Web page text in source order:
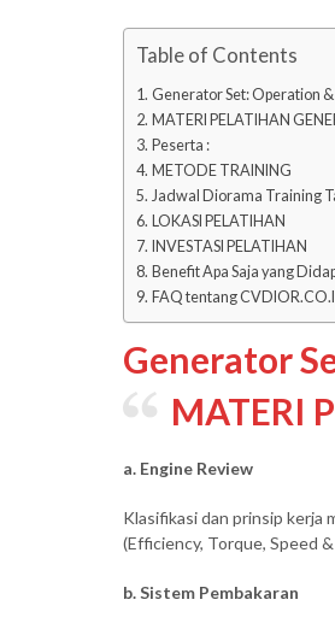
Table of Contents
Generator Set: Operation
MATERI PELATIHAN
Peserta :
METODE TRAINING
Jadwal Diorama Training
LOKASI PELATIHAN
INVESTASI PELATIHAN
Benefit Apa Saja yang
FAQ tentang
Generator
MATERI
a. Engine Review
Klasifikasi dan prinsip kerja
(Efficiency, Torque, Speed
b. Sistem Pembakaran